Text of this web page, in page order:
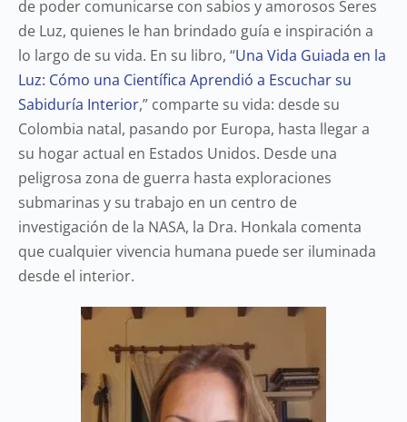
de poder comunicarse con sabios y amorosos Seres
de Luz, quienes le han brindado guía e inspiración a
lo largo de su vida. En su libro, “Una Vida Guiada en la
Luz: Cómo una Científica Aprendió a Escuchar su
Sabiduría Interior,” comparte su vida: desde su
Colombia natal, pasando por Europa, hasta llegar a
su hogar actual en Estados Unidos. Desde una
peligrosa zona de guerra hasta exploraciones
submarinas y su trabajo en un centro de
investigación de la NASA, la Dra. Honkala comenta
que cualquier vivencia humana puede ser iluminada
desde el interior.